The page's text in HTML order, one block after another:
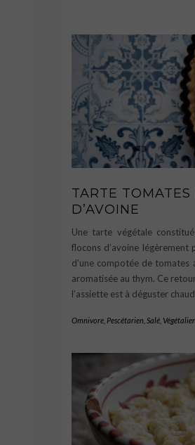
TARTE TOMATES
D’AVOINE
Une tarte végétale
flocons d’avoine légèrement
d’une compotée de tomates
aromatisée au thym. Ce
l’assiette est à déguster
Omnivore Pescétarien Salé Végétalien